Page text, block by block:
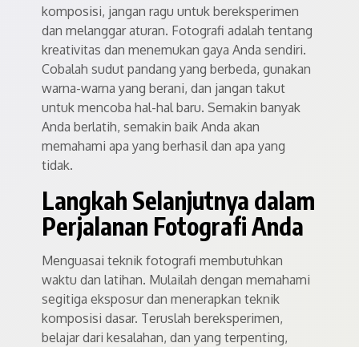
komposisi, jangan ragu untuk bereksperimen
dan melanggar aturan. Fotografi adalah tentang
kreativitas dan menemukan gaya Anda sendiri.
Cobalah sudut pandang yang berbeda, gunakan
warna-warna yang berani, dan jangan takut
untuk mencoba hal-hal baru. Semakin banyak
Anda berlatih, semakin baik Anda akan
memahami apa yang berhasil dan apa yang
tidak.
Langkah Selanjutnya dalam
Perjalanan Fotografi Anda
Menguasai teknik fotografi membutuhkan
waktu dan latihan. Mulailah dengan memahami
segitiga eksposur dan menerapkan teknik
komposisi dasar. Teruslah bereksperimen,
belajar dari kesalahan, dan yang terpenting,